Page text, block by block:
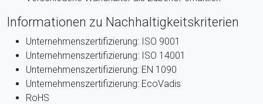
Informationen zu Nachhaltigkeitskriterien
Unternehmenszertifizierung: ISO 9001
Unternehmenszertifizierung: ISO 14001
Unternehmenszertifizierung: EN 1090
Unternehmenszertifizierung: EcoVadis
RoHS